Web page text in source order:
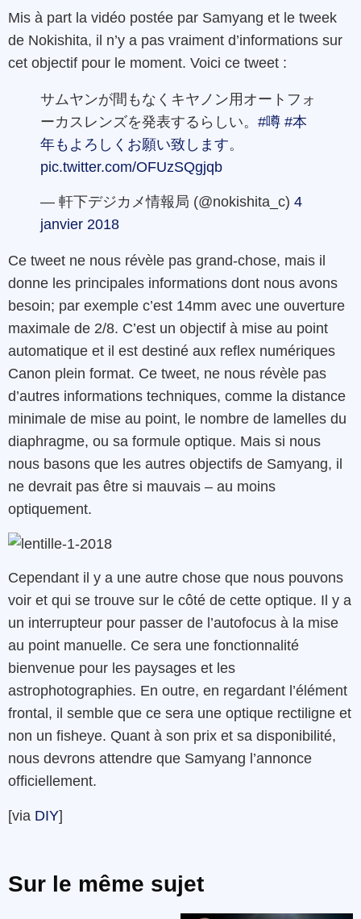
Mis à part la vidéo postée par Samyang et le tweek
de Nokishita, il n’y a pas vraiment d’informations sur
cet objectif pour le moment. Voici ce tweet :
サムヤンが間もなくキヤノン用オートフォ
ーカスレンズを発表するらしい。 #噂 #本
年もよろしくお願い致します。
pic.twitter.com/OFUzSQgjqb
— 軒下デジカメ情報局 (@nokishita_c) 4
janvier 2018
Ce tweet ne nous révèle pas grand-chose, mais il
donne les principales informations dont nous avons
besoin; par exemple c’est 14mm avec une ouverture
maximale de 2/8. C’est un objectif à mise au point
automatique et il est destiné aux reflex numériques
Canon plein format. Ce tweet, ne nous révèle pas
d’autres informations techniques, comme la distance
minimale de mise au point, le nombre de lamelles du
diaphragme, ou sa formule optique. Mais si nous
nous basons que les autres objectifs de Samyang, il
ne devrait pas être si mauvais – au moins
optiquement.
Cependant il y a une autre chose que nous pouvons
voir et qui se trouve sur le côté de cette optique. Il y a
un interrupteur pour passer de l’autofocus à la mise
au point manuelle. Ce sera une fonctionnalité
bienvenue pour les paysages et les
astrophotographies. En outre, en regardant l’élément
frontal, il semble que ce sera une optique rectiligne et
non un fisheye. Quant à son prix et sa disponibilité,
nous devrons attendre que Samyang l’annonce
officiellement.
[via DIY]
Sur le même sujet